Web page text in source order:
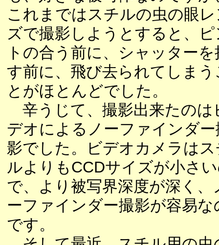
これまではスチルの虫の眼
ズで撮影しようとすると、ピ
トの合う前に、シャッターを
す前に、飛び去られてしまう
とがほとんどでした。
辛うじて、撮影出来たのは
デオによるノーファインダー
影でした。ビデオカメラは
ルよりもCCDサイズが小さ
で、より被写界深度が深く、
ーファインダー撮影が容易な
です。